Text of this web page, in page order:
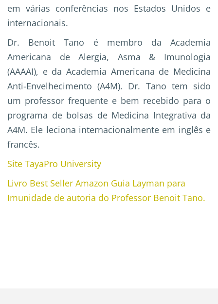
em várias conferências nos Estados Unidos e
internacionais.
Dr. Benoit Tano é membro da Academia
Americana de Alergia, Asma & Imunologia
(AAAAI), e da Academia Americana de Medicina
Anti-Envelhecimento (A4M). Dr. Tano tem sido
um professor frequente e bem recebido para o
programa de bolsas de Medicina Integrativa da
A4M. Ele leciona internacionalmente em inglês e
francês.
Site TayaPro University
Livro Best Seller Amazon Guia Layman para
Imunidade de autoria do Professor Benoit Tano.